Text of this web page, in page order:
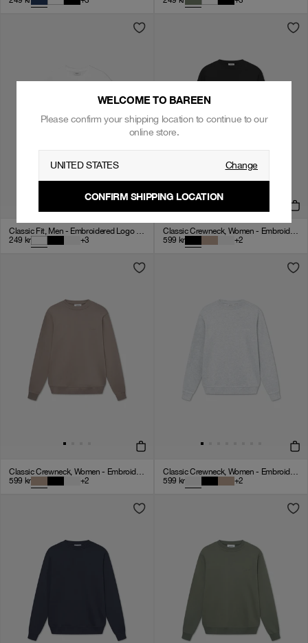
Classic Fit, Men - Embroidered Logo - White
249 kr +3
Classic Crewneck, Women - Embroidered Logo - Black
599 kr +2
599 kr +2
599 kr +2
WELCOME TO BAREEN
Please confirm your shipping location to continue to our
online store.
UNITED STATES Change
CONFIRM SHIPPING LOCATION